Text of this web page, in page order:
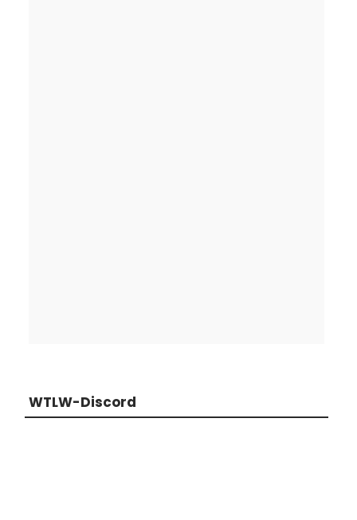
WTLW-Discord